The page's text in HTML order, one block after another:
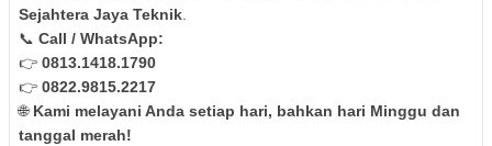
Sejahtera Jaya Teknik.
📞 Call / WhatsApp:
👉 0813.1418.1790
👉 0822.9815.2217
🌐 Kami melayani Anda setiap hari, bahkan hari Minggu dan
tanggal merah!